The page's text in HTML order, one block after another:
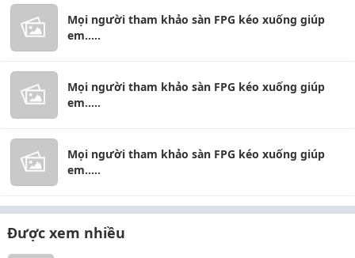
Mọi người tham khảo sàn FPG kéo xuống giúp
em.....
Mọi người tham khảo sàn FPG kéo xuống giúp
em.....
Mọi người tham khảo sàn FPG kéo xuống giúp
em.....
Được xem nhiều